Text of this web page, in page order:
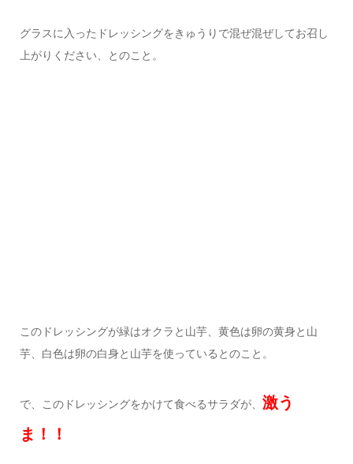
グラスに入ったドレッシングをきゅうりで混ぜ混ぜしてお召し
上がりください、とのこと。
このドレッシングが緑はオクラと山芋、黄色は卵の黄身と山
芋、白色は卵の白身と山芋を使っているとのこと。
で、このドレッシングをかけて食べるサラダが、 激う
ま！！